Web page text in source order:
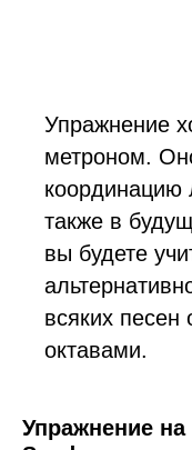
Упражнение
метроном.
координацию
также в
вы будете
всяких песен
октавами.
Упражнение